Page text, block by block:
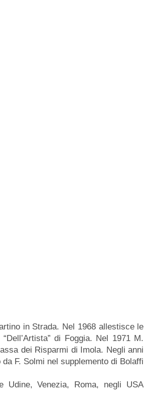
in Strada. Nel 1968 allestisce le
di Foggia. Nel 1971 M.
dei Risparmi di Imola. Negli anni
F. Solmi nel supplemento di Bolaffi
Venezia, Roma, negli USA